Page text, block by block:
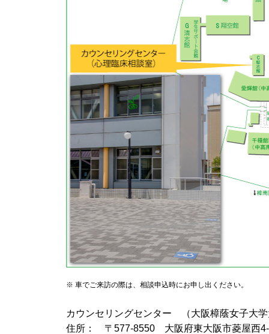
※ 車でご来訪の際は、相談申込時にお申し出ください。
カウンセリングセンター （大阪樟蔭女子大
住所： 〒577-8550 大阪府東大阪市菱屋西